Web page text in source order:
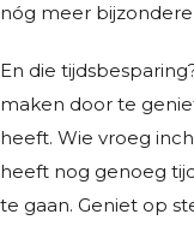
nóg meer
En die
maken door te
heeft. Wie vroeg
heeft nog genoeg
te gaan. Geniet op